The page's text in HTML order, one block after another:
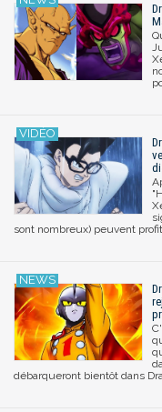
sont nombreux) peuvent
débarqueront bientôt dans